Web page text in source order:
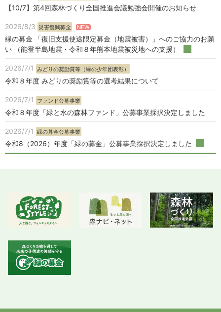
【10/7】第4回森林づくり全国推進会議勉強会開催のお知らせ
2026/8/3 災害復興募金 NEW
緑の募金 「復旧支援使途限定募金（地震被害）」へのご協力のお願
い （能登半島地震・令和８年熊本地震被災地への支援）
2026/7/1 みどりの奨励賞等（緑の少年団表彰）
令和８年度 みどりの奨励賞等の選考結果について
2026/7/1 ファンド公募事業
令和８年度「緑と水の森林ファンド」公募事業採択決定しました
2026/7/1 緑の募金公募事業
令和8（2026）年度「緑の募金」公募事業採択決定しました